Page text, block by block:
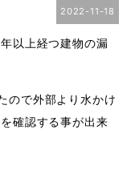
2022-11-18
以上経つ建物の漏
ので外部より水かけ
確認する事が出来